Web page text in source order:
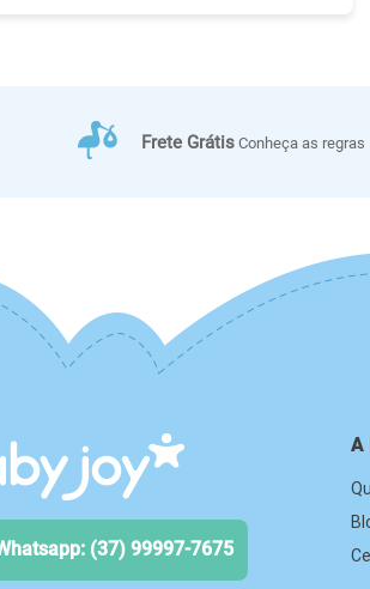
Frete Grátis Conheça as regras
(37) 99997-7675
A